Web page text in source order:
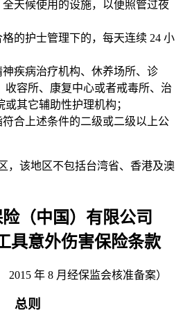
全天候使用的设施，以便照管过夜
格的护士管理下的，每天连续 24 小
神疾病治疗机构、休养场所、诊
收容所、康复中心或者戒毒所、治
其它辅助性护理机构；
符合上述条件的二级或二级以上公
，该地区不包括台湾省、香港及澳
（中国）有限公司
具意外伤害保险条款
2015 年 8 月经保监会核准备案）
总则